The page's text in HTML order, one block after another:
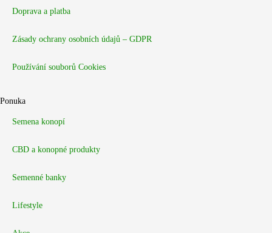
Doprava a platba
Zásady ochrany osobních údajů – GDPR
Používání souborů Cookies
Ponuka
Semena konopí
CBD a konopné produkty
Semenné banky
Lifestyle